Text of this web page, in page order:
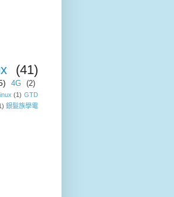
(41)
4G
(2)
(1) GTD
銀髮族學電